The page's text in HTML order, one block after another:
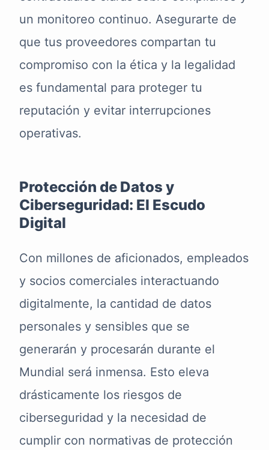
un monitoreo continuo. Asegurarte de
que tus proveedores compartan tu
compromiso con la ética y la legalidad
es fundamental para proteger tu
reputación y evitar interrupciones
operativas.
Protección de Datos y
Ciberseguridad: El Escudo
Digital
Con millones de aficionados, empleados
y socios comerciales interactuando
digitalmente, la cantidad de datos
personales y sensibles que se
generarán y procesarán durante el
Mundial será inmensa. Esto eleva
drásticamente los riesgos de
ciberseguridad y la necesidad de
cumplir con normativas de protección